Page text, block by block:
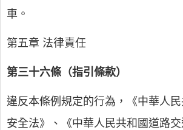
車。
第五章 法律責任
第三十六條（指引條款）
違反本條例規定的行為，《中華人
安全法》、《中華人民共和國道路